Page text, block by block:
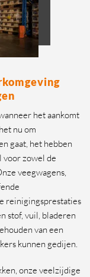
het aankomt
nu om
gaat, het hebben
voor zowel de
veegwagens,
reinigingsprestaties
stof, vuil, bladeren
van een
kunnen gedijen.
onze veelzijdige